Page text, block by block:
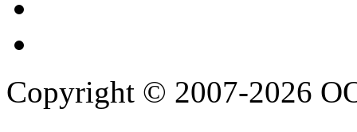
Copyright © 2007-2026